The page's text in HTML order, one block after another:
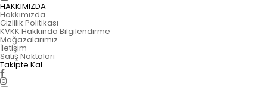
HAKKIMIZDA
Hakkımızda
Gizlilik Politikası
KVKK Hakkında Bilgilendirme
Mağazalarımız
İletişim
Satış Noktaları
Takipte Kal